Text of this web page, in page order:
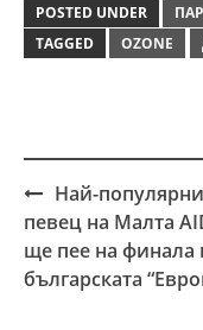
POSTED UNDER
TAGGED
OZONE
Post
navigation
Най-
певец на Малта
ще пее на финала
българската